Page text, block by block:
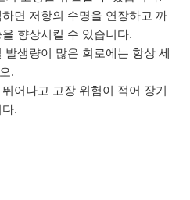
면 저항의 수명을 연장하고 까
향상시킬 수 있습니다.
생량이 많은 회로에는 항상 세
.
어나고 고장 위험이 적어 장기
.